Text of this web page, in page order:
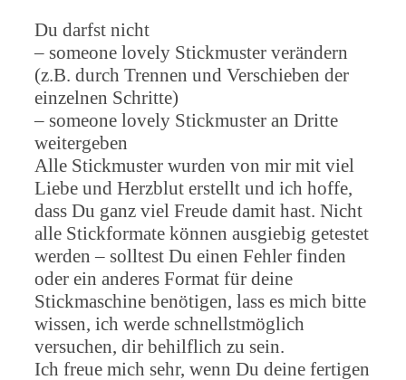
Du darfst nicht
– someone lovely Stickmuster verändern
(z.B. durch Trennen und Verschieben der
einzelnen Schritte)
– someone lovely Stickmuster an Dritte
weitergeben
Alle Stickmuster wurden von mir mit viel
Liebe und Herzblut erstellt und ich hoffe,
dass Du ganz viel Freude damit hast. Nicht
alle Stickformate können ausgiebig getestet
werden – solltest Du einen Fehler finden
oder ein anderes Format für deine
Stickmaschine benötigen, lass es mich bitte
wissen, ich werde schnellstmöglich
versuchen, dir behilflich zu sein.
Ich freue mich sehr, wenn Du deine fertigen